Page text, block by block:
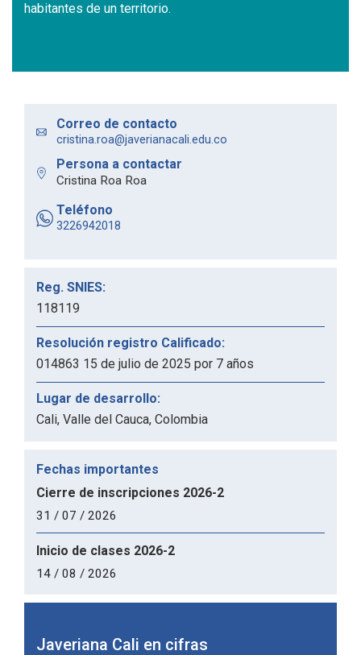
habitantes de un territorio.
Correo de contacto
cristina.roa@javerianacali.edu.co
Persona a contactar
Cristina Roa Roa
Teléfono
3226942018
Reg. SNIES:
118119
Resolución registro Calificado:
014863 15 de julio de 2025 por 7 años
Lugar de desarrollo:
Cali, Valle del Cauca, Colombia
Fechas importantes
Cierre de inscripciones 2026-2
31 / 07 / 2026
Inicio de clases 2026-2
14 / 08 / 2026
Javeriana Cali en cifras